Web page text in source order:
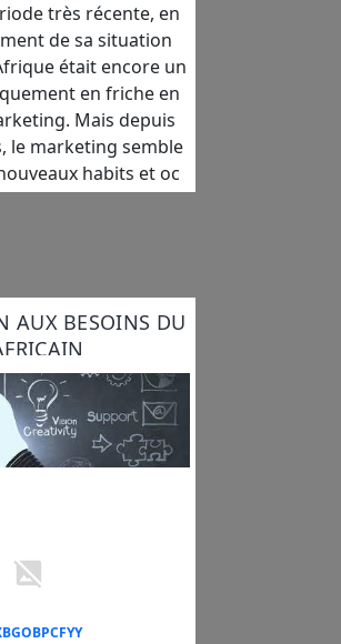
très récente, en
de sa situation
était encore un
en friche en
Mais depuis
le marketing semble
habits et oc
AUX BESOINS DU